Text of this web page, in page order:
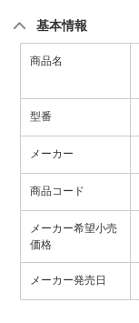
基本情報
商品名
型番
メーカー
商品コード
メーカー希望小売
価格
メーカー発売日